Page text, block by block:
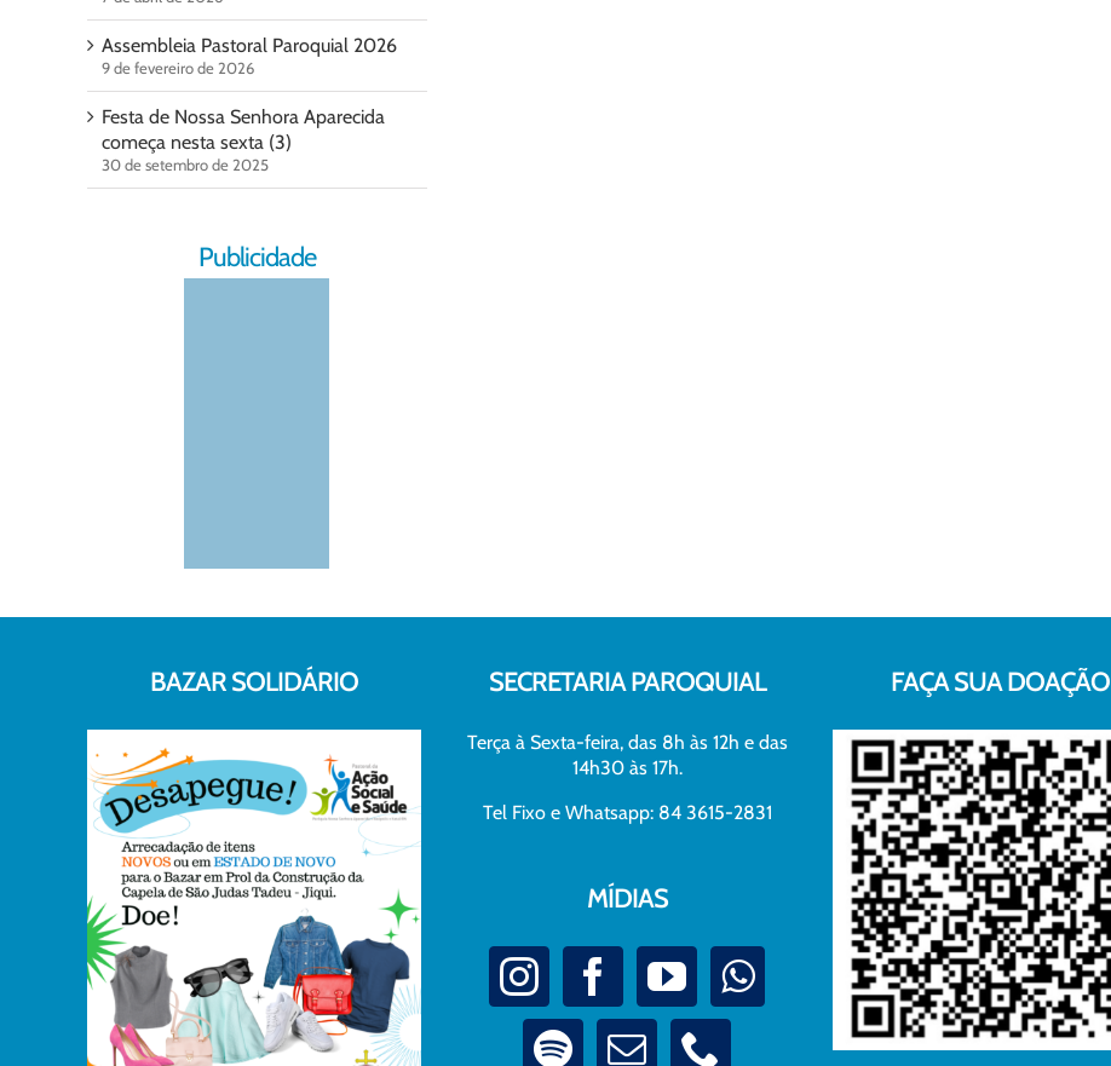
Assembleia Pastoral Paroquial 2026
9 de fevereiro de 2026
Festa de Nossa Senhora Aparecida
começa nesta sexta (3)
30 de setembro de 2025
Publicidade
BAZAR SOLIDÁRIO SECRETARIA PAROQUIAL
Terça à Sexta-feira, das 8h às 12h e das
14h30 às 17h.
Tel Fixo e Whatsapp: 84 3615-2831
MÍDIAS
FAÇA SUA DOAÇÃO